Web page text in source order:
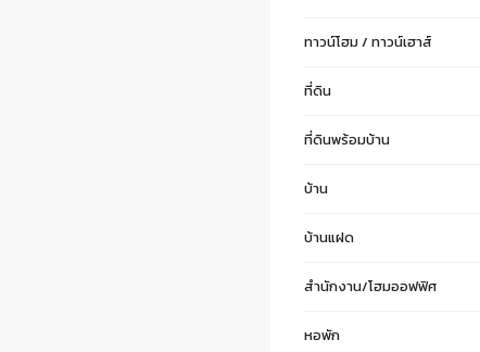
ทาวน์โฮม / ทาวน์เฮาส์
ที่ดิน
ที่ดินพร้อมบ้าน
บ้าน
บ้านแฝด
สำนักงาน/โฮมออฟฟิศ
หอพัก